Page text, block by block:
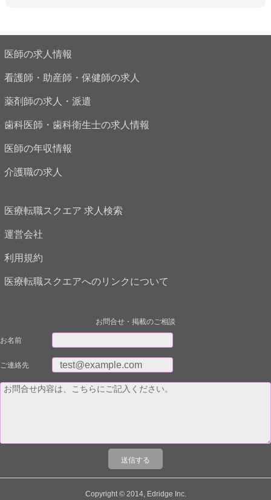
医師の求人情報
看護師・助産師・保健師の求人
薬剤師の求人・派遣
歯科医師・歯科衛生士の求人情報
医師の年収情報
介護職の求人
医療転職スクエア 求人検索
運営会社
利用規約
医療転職スクエアへのリンクについて
お問合せ・掲載のご相談
お名前
ご連絡先
Copyright © 2014, Edridge Inc.